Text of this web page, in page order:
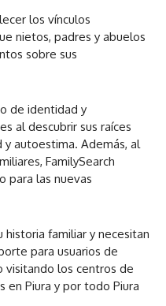
los vínculos
nietos, padres y abuelos
sobre sus
de identidad y
al descubrir sus raíces
y autoestima. Además, al
FamilySearch
para las nuevas
historia familiar y necesitan
para usuarios de
visitando los centros de
en Piura y por todo Piura